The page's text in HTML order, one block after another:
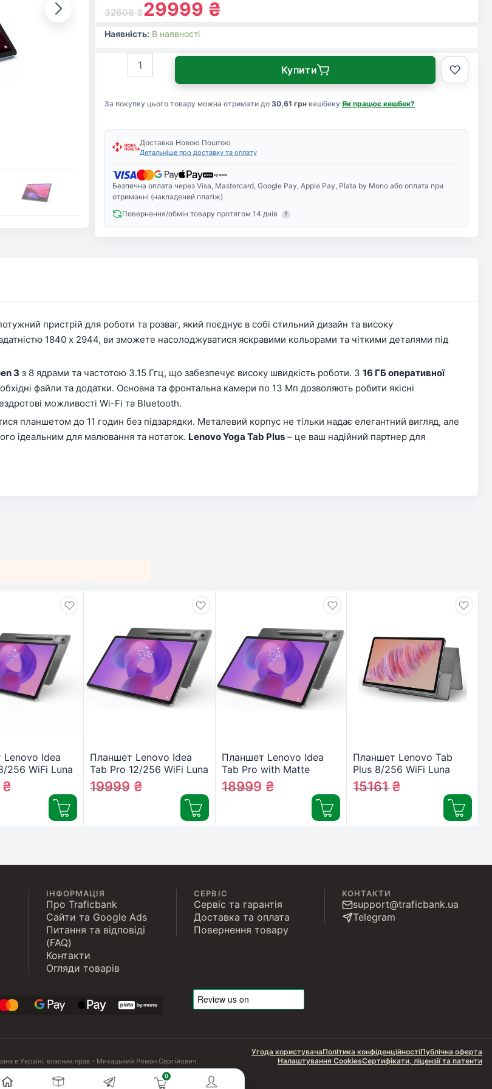
32608₴29999 ₴
Наявність: В наявності
За покупку цього товару можна отримати до 30,61 грнкешбеку.Як працює кешбек?
Plus
WiFi
Tidal
Teal
Pen
(ZAEG0103UA)
кількість
Купити
Доставка Новою Поштою
Детальніше про доставку та оплату
Безпечна оплата через Visa, Mastercard, Google Pay, Apple Pay, Plata by Mono або оплата при
отриманні (накладений платіж)
Повернення/обмін товару протягом 14 днів
?
пристрій для роботи та розваг, який поєднує в собі стильний дизайн та високу
1840 х 2944, ви зможете насолоджуватися яскравими кольорами та чіткими деталями під
3 з 8 ядрами та частотою 3.15 Ггц, що забезпечує високу швидкість роботи. З 16 ГБ оперативної
файли та додатки. Основна та фронтальна камери по 13 Мп дозволяють робити якісні
можливості Wi-Fi та Bluetooth.
планшетом до 11 годин без підзарядки. Металевий корпус не тільки надає елегантний вигляд, але
ідеальним для малювання та нотаток. Lenovo Yoga Tab Plus – це ваш надійний партнер для
Idea
256 WiFi Luna
₴
Планшет Lenovo Idea
Tab Pro 12/256 WiFi Luna
Grey + Pen
(ZAE50100UA)
20999₴
19999 ₴
Планшет Lenovo Idea
Tab Pro with Matte
Display 8/256 WiFi Luna
Grey + Pen
21110₴
18999 ₴
Планшет Lenovo Tab
Plus 8/256 WiFi Luna
Grey + Case
(ZADX0145UA)
17060₴
15161₴
ІНФОРМАЦІЯ
Про Traficbank
Сайти та Google Ads
Питання та відповіді
(FAQ)
Контакти
Огляди товарів
СЕРВІС
Сервіс та гарантія
Доставка та оплата
Повернення товару
КОНТАКТИ
support@traficbank.ua
Telegram
в Україні, власник прав - Михацький Роман Сергійович.
Угода користувачаПолітика конфіденційностіПублічна оферта
Налаштування CookiesСертифікати, ліцензії та патенти